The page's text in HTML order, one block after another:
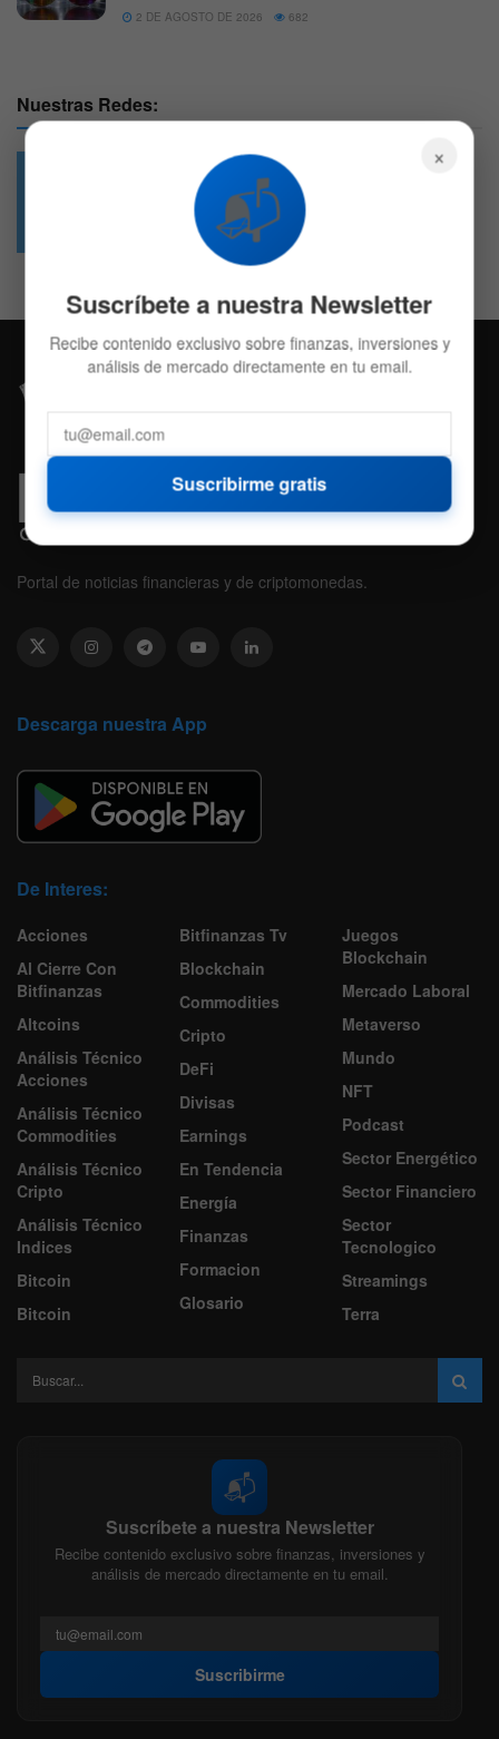
2 DE AGOSTO DE 2026 682
Nuestras Redes:
4.7k
Followers
Portal de noticias financieras y de criptomonedas.
Descarga nuestra App
De Interes:
Acciones
Al Cierre Con
Bitfinanzas
Altcoins
Análisis Técnico
Acciones
Análisis Técnico
Commodities
Análisis Técnico
Cripto
Análisis Técnico
Indices
Bitcoin
Bitcoin
Bitfinanzas Tv
Blockchain
Commodities
Cripto
DeFi
Divisas
Earnings
En Tendencia
Energía
Finanzas
Formacion
Glosario
Juegos
Blockchain
Mercado Laboral
Metaverso
Mundo
NFT
Podcast
Sector Energético
Sector Financiero
Sector
Tecnologico
Streamings
Terra
📬
Suscríbete a nuestra Newsletter
Recibe contenido exclusivo sobre finanzas, inversiones y
análisis de mercado directamente en tu email.
Suscribirme
×
📬
Suscríbete a nuestra Newsletter
Recibe contenido exclusivo sobre finanzas, inversiones y
análisis de mercado directamente en tu email.
Suscribirme gratis